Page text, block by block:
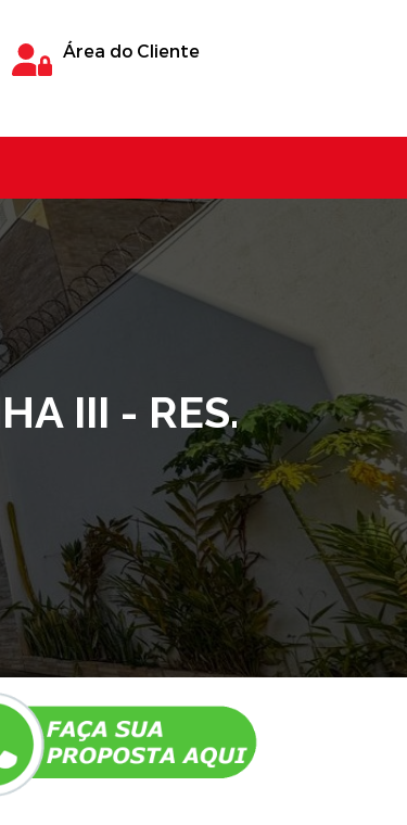
Área do Cliente
III - RES.